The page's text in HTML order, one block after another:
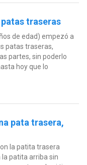
traseras
de edad) empezó a
patas traseras,
partes, sin poderlo
hoy que lo
pata trasera,
la patita trasera
patita arriba sin